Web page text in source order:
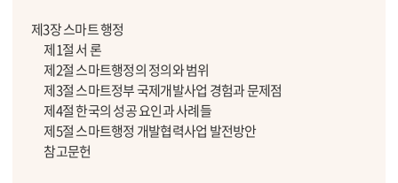
제3장 스마트 행정
제1절 서 론
제2절 스마트행정의 정의와 범위
제3절 스마트정부 국제개발사업 경험과 문제점
제4절 한국의 성공 요인과 사례들
제5절 스마트행정 개발협력사업 발전방안
참고문헌